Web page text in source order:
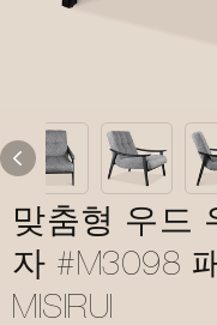
맞춤형 우드
자 #M3098
MISIRUI